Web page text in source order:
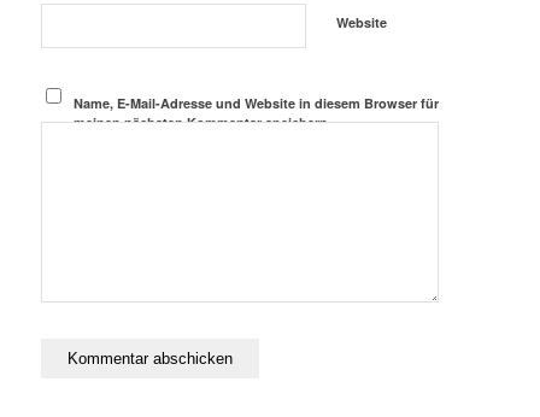
Website
Name, E-Mail-Adresse und Website in diesem Browser für
meinen nächsten Kommentar speichern.